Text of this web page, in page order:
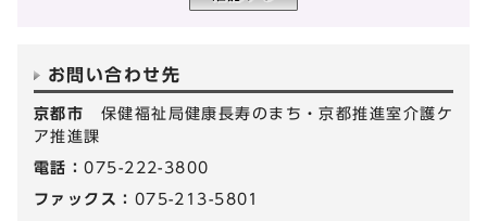
お問い合わせ先
京都市 保健福祉局健康長寿のまち・京都推進室介護ケ
ア推進課
電話：075-222-3800
ファックス： 075-213-5801